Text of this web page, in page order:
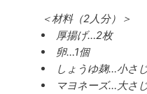
＜材料（2人分）＞
厚揚げ…2枚
卵…1個
しょうゆ麹…小さ
マヨネーズ…大さ